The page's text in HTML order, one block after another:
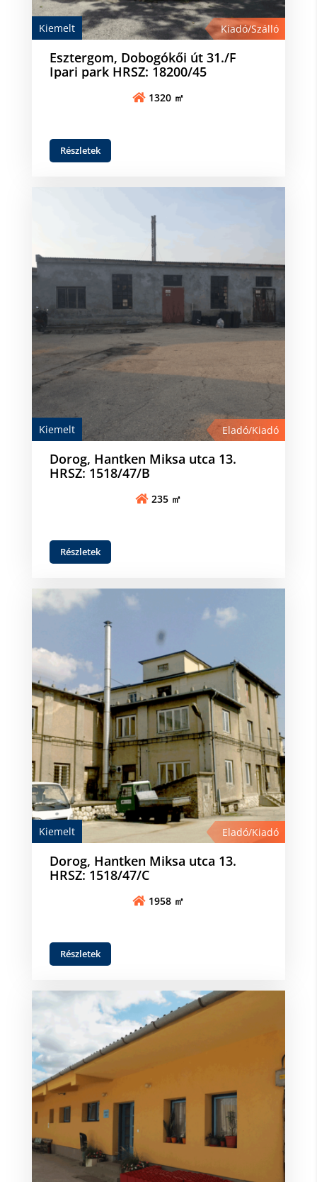
Kiemelt Kiadó/Szálló
Esztergom, Dobogókői út 31./F
Ipari park HRSZ: 18200/45
1320 ㎡
Részletek
Kiemelt Eladó/Kiadó
Dorog, Hantken Miksa utca 13.
HRSZ: 1518/47/B
235 ㎡
Részletek
Kiemelt Eladó/Kiadó
Dorog, Hantken Miksa utca 13.
HRSZ: 1518/47/C
1958 ㎡
Részletek